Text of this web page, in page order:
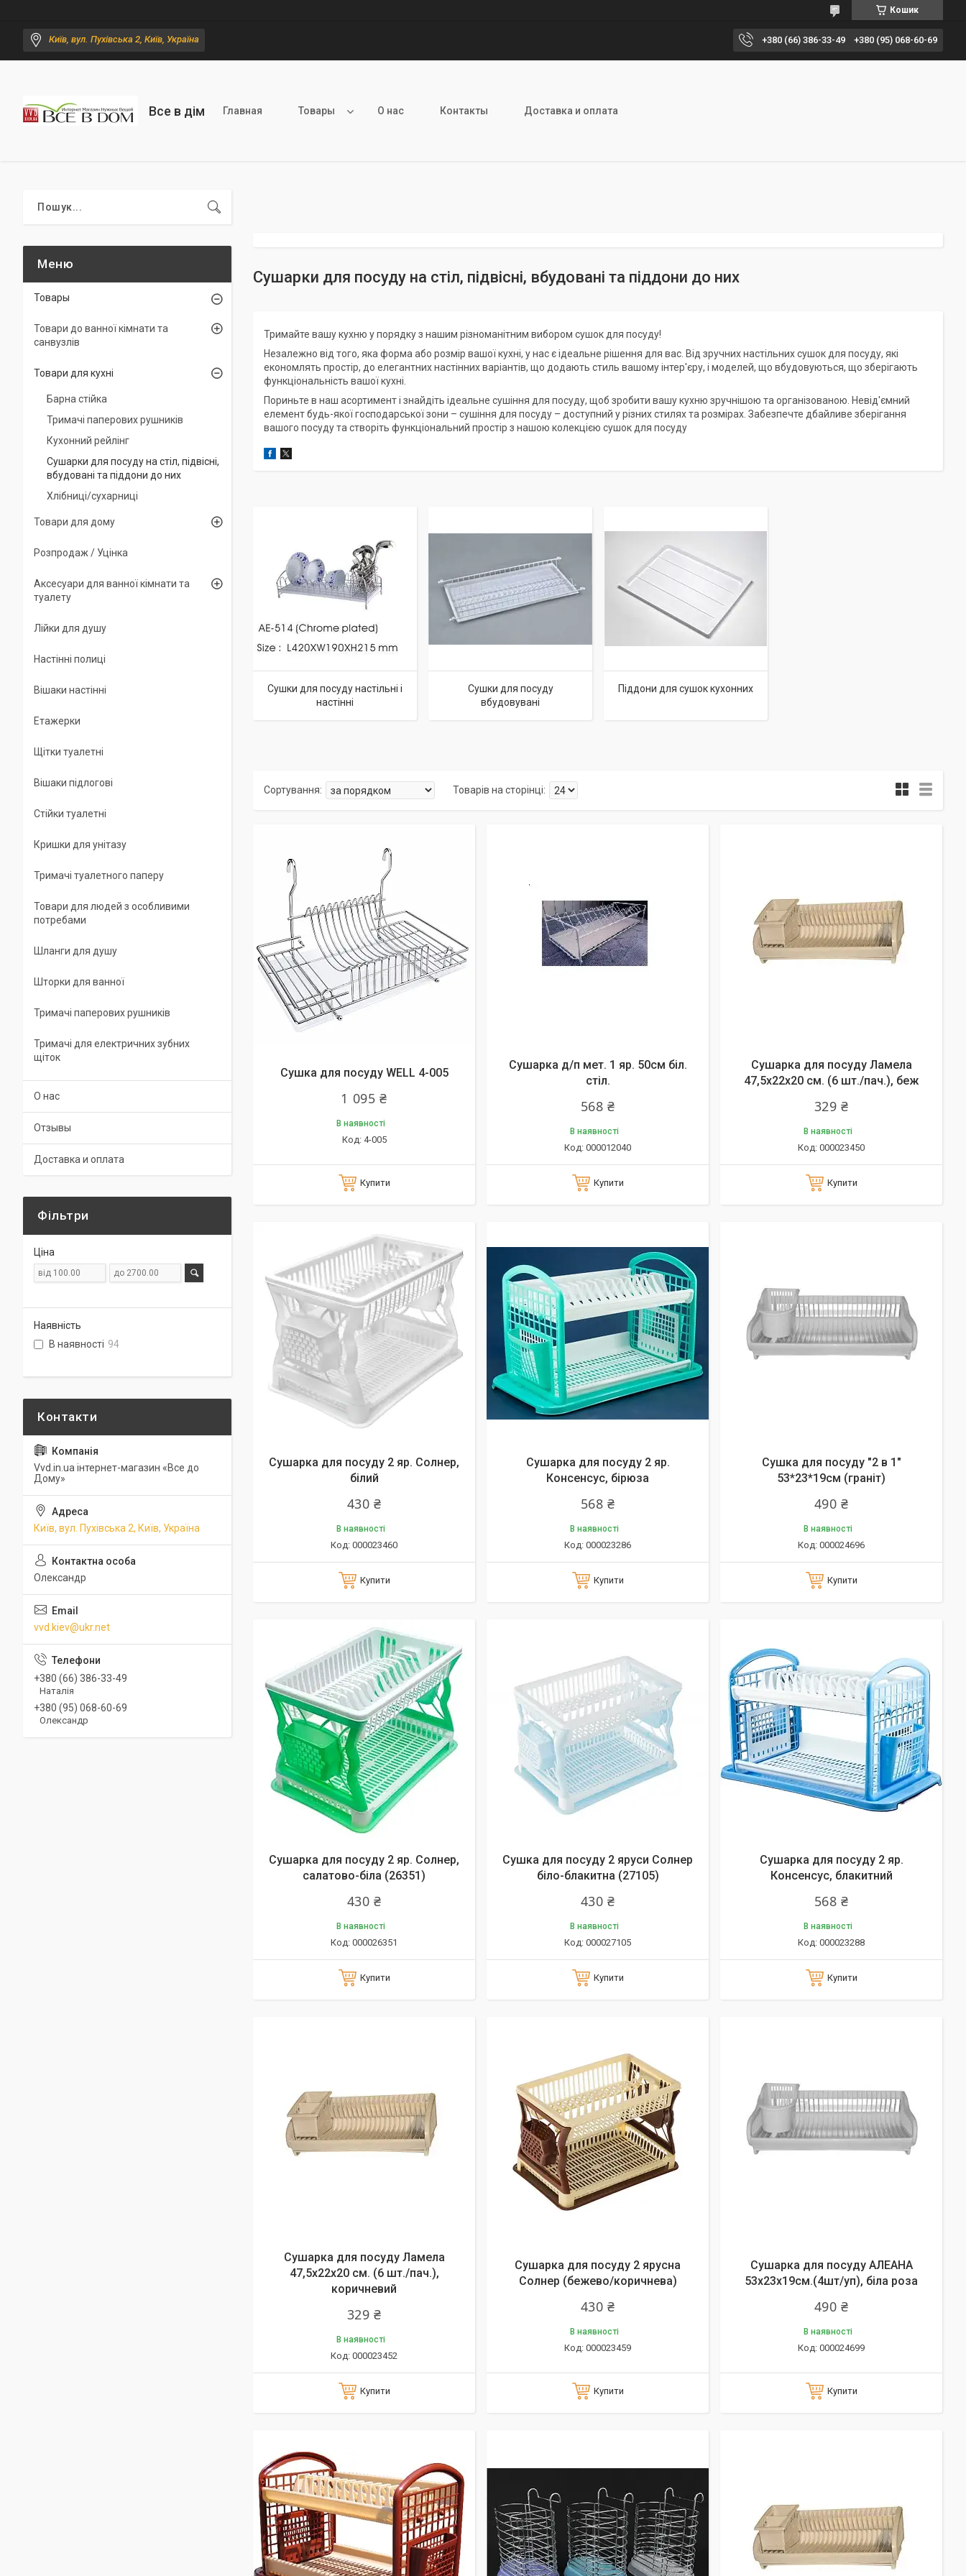
Кошик
Київ, вул. Пухівська 2, Київ, Україна +380 (66) 386-33-49 +380 (95) 068-60-69
Все в дім Главная Товары О нас Контакты Доставка и оплата
Сушарки для посуду на стіл, підвісні, вбудовані та піддони до них
Тримайте вашу кухню у порядку з нашим різноманітним вибором сушок для посуду!
Незалежно від того, яка форма або розмір вашої кухні, у нас є ідеальне рішення для вас. Від зручних настільних сушок для посуду, які
економлять простір, до елегантних настінних варіантів, що додають стиль вашому інтер'єру, і моделей, що вбудовуються, що зберігають
функціональність вашої кухні.
Пориньте в наш асортимент і знайдіть ідеальне сушіння для посуду, щоб зробити вашу кухню зручнішою та організованою. Невід'ємний
елемент будь-якої господарської зони – сушіння для посуду – доступний у різних стилях та розмірах. Забезпечте дбайливе зберігання
вашого посуду та створіть функціональний простір з нашою колекцією сушок для посуду
Сушки для посуду настільні і
настінні
Сушки для посуду
вбудовувані
Піддони для сушок кухонних
Сушка для посуду WELL 4-005
1 095 ₴
В наявності
4-005
Купити
Сушарка д/п мет. 1 яр. 50см біл.
стіл.
568 ₴
В наявності
000012040
Купити
Сушарка для посуду Ламела
47,5х22х20 см. (6 шт./пач.), беж
329 ₴
В наявності
000023450
Купити
Сушарка для посуду 2 яр. Солнер,
білий
430 ₴
В наявності
000023460
Купити
Сушарка для посуду 2 яр.
Консенсус, бірюза
568 ₴
В наявності
000023286
Купити
Сушка для посуду "2 в 1"
53*23*19см (граніт)
490 ₴
В наявності
000024696
Купити
Сушарка для посуду 2 яр. Солнер,
салатово-біла (26351)
430 ₴
В наявності
000026351
Купити
Сушка для посуду 2 яруси Солнер
біло-блакитна (27105)
430 ₴
В наявності
000027105
Купити
Сушарка для посуду 2 яр.
Консенсус, блакитний
568 ₴
В наявності
000023288
Купити
Сушарка для посуду Ламела
47,5х22х20 см. (6 шт./пач.),
коричневий
329 ₴
В наявності
000023452
Купити
Сушарка для посуду 2 ярусна
Солнер (бежево/коричнева)
430 ₴
В наявності
000023459
Купити
Сушарка для посуду АЛЕАНА
53х23х19см.(4шт/уп), біла роза
490 ₴
В наявності
000024699
Купити
Товары
Товари до ванної кімнати та
санвузлів
Товари для кухні
Барна стійка
Тримачі паперових рушників
Кухонний рейлінг
Сушарки для посуду на стіл, підвісні,
вбудовані та піддони до них
Хлібниці/сухарниці
Товари для дому
Розпродаж / Уцінка
Аксесуари для ванної кімнати та
туалету
Лійки для душу
Настінні полиці
Вішаки настінні
Етажерки
Щітки туалетні
Вішаки підлогові
Стійки туалетні
Кришки для унітазу
Тримачі туалетного паперу
Товари для людей з особливими
потребами
Шланги для душу
Шторки для ванної
Тримачі паперових рушників
Тримачі для електричних зубних
щіток
О нас
Отзывы
Доставка и оплата
Фільтри
Ціна
Наявність
В наявності 94
Vvd.in.ua інтернет-магазин «Все до
Дому»
Київ, вул. Пухівська 2, Київ, Україна
Олександр
vvd.kiev@ukr.net
+380 (66) 386-33-49
Наталія
+380 (95) 068-60-69
Олександр